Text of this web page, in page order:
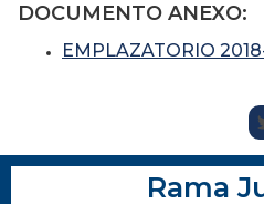
DOCUMENTO ANEXO:
EMPLAZATORIO
Rama